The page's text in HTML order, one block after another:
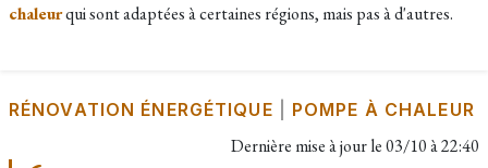
chaleurqui sont adaptées à certaines régions, mais pas à d'autres.
RÉNOVATION ÉNERGÉTIQUE POMPE À CHALEUR
Dernière mise à jour le03/10 à 22:40